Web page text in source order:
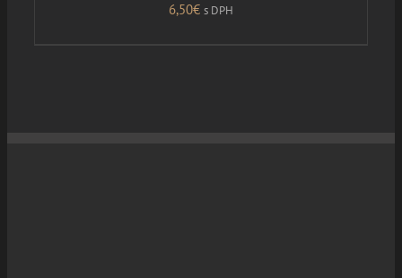
6,50€ s DPH